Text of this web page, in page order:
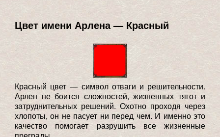
Цвет имени Арлена — Красный
Красный цвет — символ отваги и решительности.
Арлен не боится сложностей, жизненных тягот и
затруднительных решений. Охотно проходя через
хлопоты, он не пасует ни перед чем. И именно это
качество помогает разрушить все жизненные